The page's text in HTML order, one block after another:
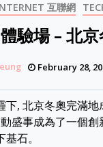
互聯網
驗場 – 北
February 28,
下, 北京冬奧完滿
盛事成為了一個
石。